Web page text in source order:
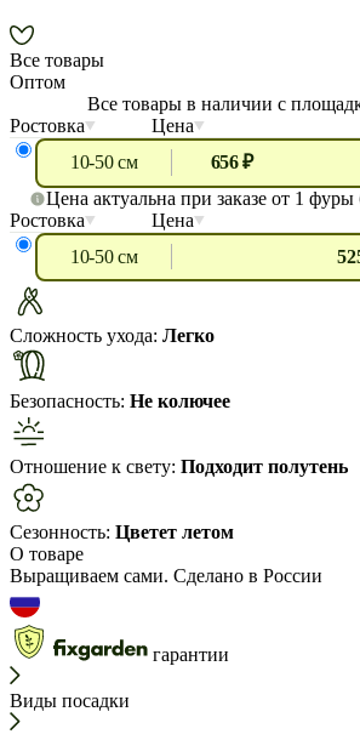
Все товары
Оптом
Все товары в наличии с
Ростовка
Цена
10-50 см
656 ₽
Цена актуальна при заказе от 1 фуры
Ростовка
Цена
10-50 см
Сложность ухода: Легко
Безопасность: Не колючее
Отношение к свету: Подходит полутень
Сезонность: Цветет летом
О товаре
Выращиваем сами. Сделано в России
гарантии
Виды посадки